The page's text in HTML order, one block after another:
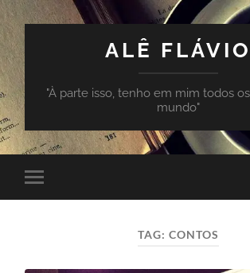
ALÊ FLÁVIO
"À parte isso, tenho em mim todos
mundo"
Toggle
mobile
TAG: CONTOS